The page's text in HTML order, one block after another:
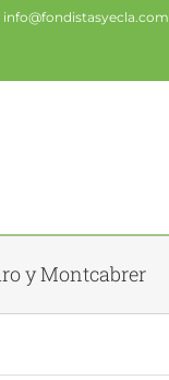
info@fondistasyecla.com
y Montcabrer